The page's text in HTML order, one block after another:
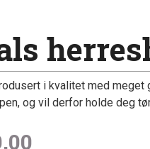
i kvalitet med meget
og vil derfor holde deg